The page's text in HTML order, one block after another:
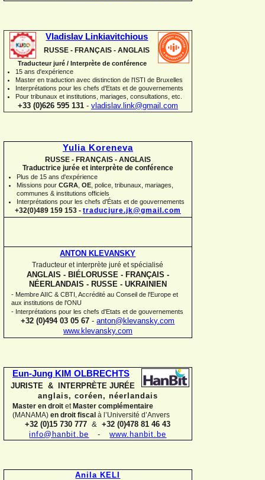
Vladislav Linkiavitchious
RUSSE - FRANÇAIS - ANGLAIS
Traducteur juré / Interprète de conférence
15 ans d'expérience
Master en traduction avec distinction de l'ISTI de Bruxelles
Interprétations pour les chefs d'Etats et de gouvernements
Pour tribunaux et institutions , mariages, consultations, etc.
+33 (0)626 595 131 - vladislav.link@gmail.com
Yulia Koreneva
RUSSE - FRANÇAIS - ANGLAIS
Traductrice jurée et interprète de conférence
Plus de 15 ans d'expérience
Missions pour CGRA OE police, tribunaux, mariages,
communes & institutions officiels
Interprétations pour les chefs d'États et de gouvernements
+32(0)489 159 153 - traducjure.jk@gmail.com
ANTON KLEVANSKY
Traducteur et interprète juré et spécialisé
ANGLAIS - BIÉLORUSSE - FRANÇAIS -
NÉERLANDAIS - RUSSE - UKRAINIEN
- Membre AIIC & CBTI, Accrédité au Conseil de l'Europe et
aux institutions de l'ONU
- Interprétations pour les chefs d'Etats et de gouvernements
+32 (0)494 03 05 67 - anton@klevansky.com
www.klevansky.com
Eun-Jung KIM OLBRECHTS
JURISTE & INTERPRÈTE JURÉE
anglais, coréen, néerlandais
Master en droit etMaster complémentaire
(MANAMA) en droit fiscal à l’Université d’Anvers
+32 (0)15 730 777 &+32 (0)478 81 46 43
info@hanbit.be - www.hanbit.be
Anila KELI